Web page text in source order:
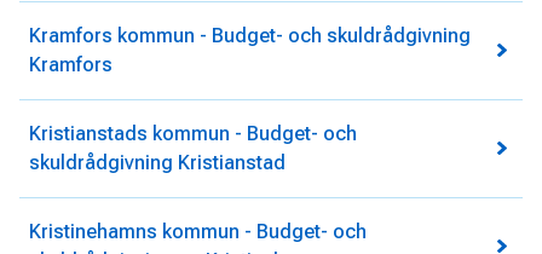
Kramfors kommun - Budget- och skuldrådgivning
Kramfors
Kristianstads kommun - Budget- och
skuldrådgivning Kristianstad
Kristinehamns kommun - Budget- och